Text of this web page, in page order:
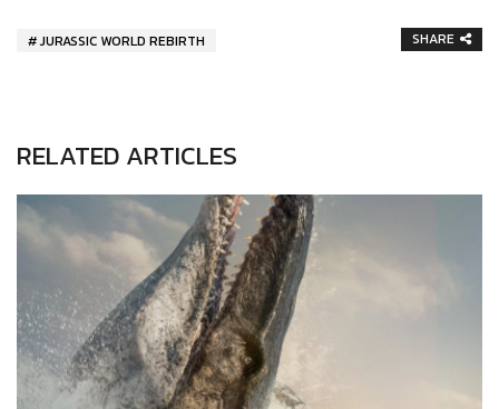
JURASSIC WORLD REBIRTH SHARE
RELATED ARTICLES